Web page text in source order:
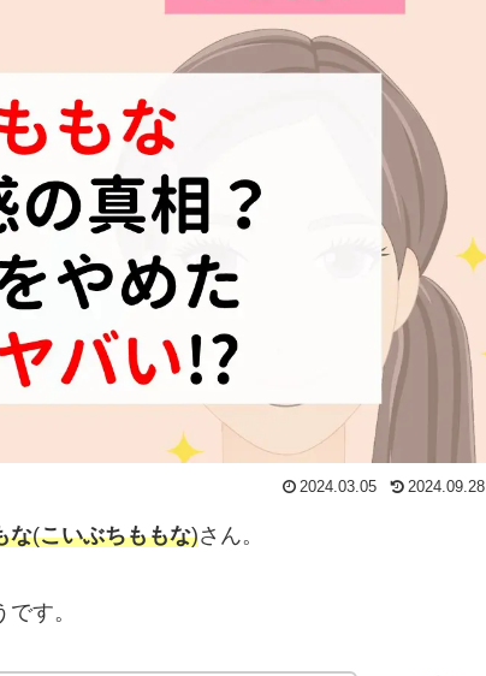
2024.03.05 2024.09.28
な(こいぶちももな)さん。
す。